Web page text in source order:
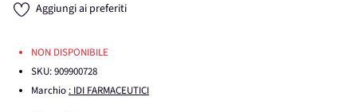
Aggiungi ai preferiti
NON DISPONIBILE
SKU:909900728
Marchio : IDI FARMACEUTICI